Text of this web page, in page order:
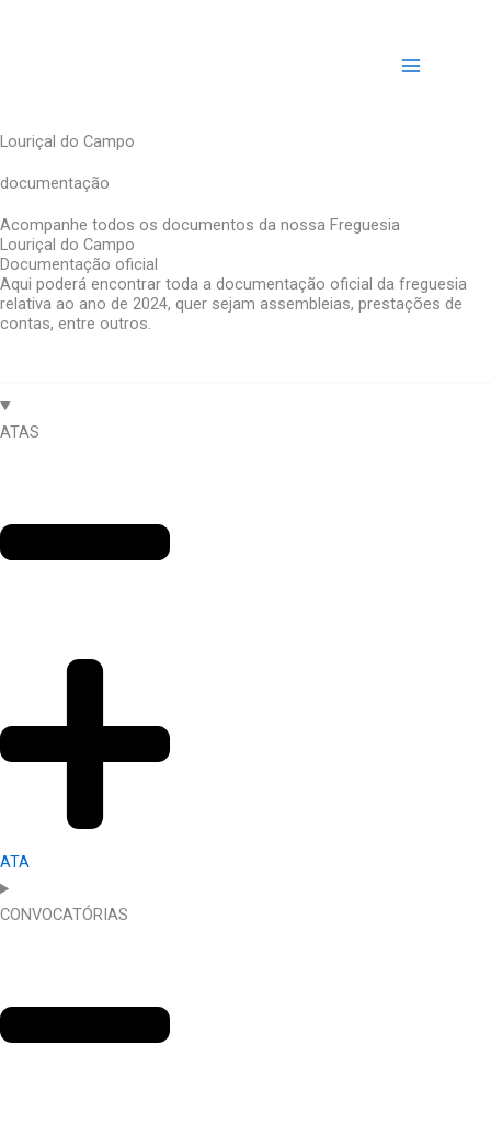
Louriçal do Campo
documentação
Acompanhe todos os documentos da nossa Freguesia
Louriçal do Campo
Documentação oficial
Aqui poderá encontrar toda a documentação oficial da freguesia
relativa ao ano de 2024, quer sejam assembleias, prestações de
contas, entre outros.
ATAS
ATA
CONVOCATÓRIAS